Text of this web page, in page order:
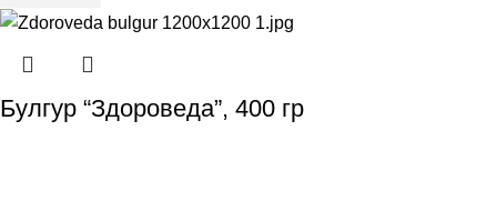
Булгур “Здороведа”, 400 гр